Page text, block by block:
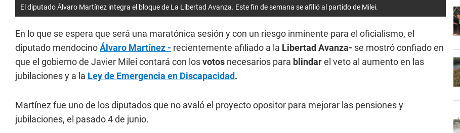
El diputado Álvaro Martínez integra el bloque de La Libertad Avanza. Este fin de semana se afilió al partido de Milei.
En lo que se espera que será una maratónica sesión y con un riesgo inminente para el oficialismo, el
diputado mendocinoÁlvaro Martínez - recientemente afiliado a la Libertad Avanza- se mostró confiado en
que el gobierno de Javier Milei contará con losvotos necesarios para blindarel veto al aumento en las
jubilaciones y a la Ley de Emergencia en Discapacidad.
Martínez fue uno de los diputados que no avaló el proyecto opositor para mejorar las pensiones y
jubilaciones, el pasado 4 de junio.